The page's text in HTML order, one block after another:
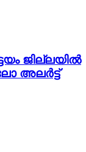
ജില്ലയിൽ
അലർട്ട്